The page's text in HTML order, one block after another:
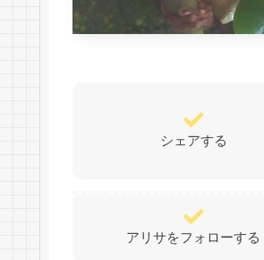
シェアする
アリサをフォローする